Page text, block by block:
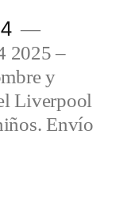
2025 –
y
Liverpool
Envío